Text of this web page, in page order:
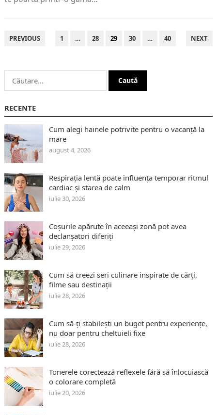
PAGINAȚIE
PREVIOUS 1 … 28 29 30 … 40 NEXT
Caută
după:
RECENTE
Cum alegi hainele potrivite pentru o vacanță la
mare
august 4, 2026
Respirația lentă poate influența temporar ritmul
cardiac și starea de calm
iulie 30, 2026
Coșurile apărute în aceeași zonă pot avea
declanșatori diferiți
iulie 29, 2026
Cum să creezi seri culinare inspirate de cărți,
filme sau destinații
iulie 28, 2026
Cum să-ți stabilești un buget pentru experiențe,
nu doar pentru cheltuieli fixe
iulie 28, 2026
Tonerele corectează reflexele fără să înlocuiască
o colorare completă
iulie 20, 2026